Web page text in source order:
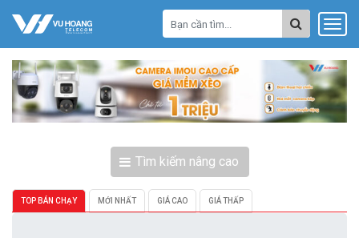
Tìm kiếm nâng cao
TOP BÁN CHẠY MỚI NHẤT GIÁ CAO GIÁ THẤP